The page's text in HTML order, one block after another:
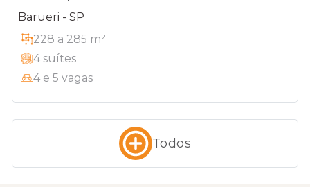
Barueri - SP
228 a 285 m²
4 suítes
4 e 5 vagas
Todos